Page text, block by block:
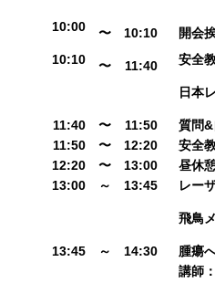
10:00 〜 10:10
開会
10:10
〜 11:40 安全
日本
11:40 〜 11:50
質問
11:50
〜 12:20
安全
12:20
〜 13:00
昼休
13:00
～ 13:45 レー
飛鳥
13:45 ～ 14:30
腫瘍
講師